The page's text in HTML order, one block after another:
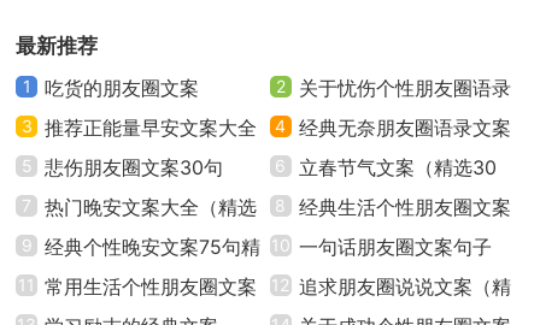
惜更多。懂得忘却的人，快乐更多。
12、一味的放弃原则的人，不是强者。太固执的傻
执着，也是不够的。能在坚持原则的基础上，完成所有
挑战的人才厉害！
13、要放声笑，经常笑，最重要的是为自己而欢
笑。
最新推荐
1 吃货的朋友圈文案 2
关于忧伤个性朋友圈语录
文案40句
3
推荐正能量早安文案大全
（精选80句）
4
经典无奈朋友圈语录文案
汇总50句精选
5 悲伤朋友圈文案30句 6
立春节气文案（精选30
句）
7
热门晚安文案大全（精选
70句）
8
经典生活个性朋友圈文案
句子（通用40句）
9
经典个性晚安文案75句精
选
10 一句话朋友圈文案句子
（精选130句）
11
常用生活个性朋友圈文案
12 追求朋友圈说说文案（精